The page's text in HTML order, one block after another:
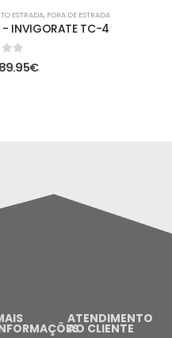
ESTRADA, FORA DE ESTRADA
- INVIGORATE TC-4
5 €
ATENDIMENTO
AO CLIENTE